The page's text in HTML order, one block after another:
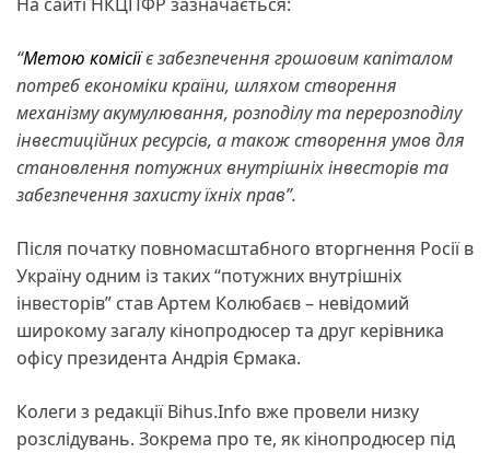
“Метою комісіїє забезпечення грошовим капіталом
потреб економіки країни, шляхом створення
механізму акумулювання, розподілу та перерозподілу
інвестиційних ресурсів, а також створення умов для
становлення потужних внутрішніх інвесторів та
забезпечення захисту їхніх прав”.
Після початку повномасштабного вторгнення Росії в
Україну одним із таких “потужних внутрішніх
інвесторів” став Артем Колюбаєв – невідомий
широкому загалу кінопродюсер та друг керівника
офісу президента Андрія Єрмака.
Колеги з редакції Bihus.Info вже провели низку
розслідувань. Зокрема про те, як кінопродюсер під